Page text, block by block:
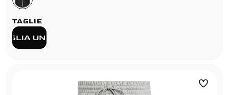
TAGLIE
UNICA